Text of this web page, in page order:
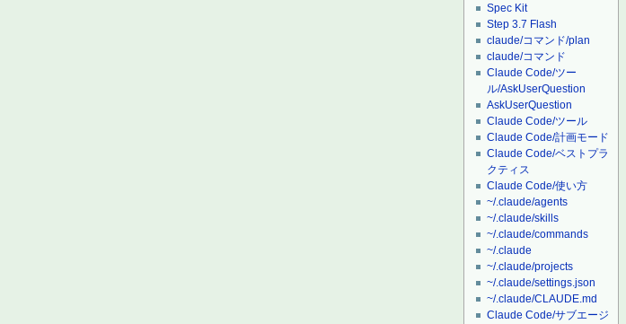
Spec Kit
Step 3.7 Flash
claude/コマンド/plan
claude/コマンド
Claude Code/ツー
ル/AskUserQuestion
AskUserQuestion
Claude Code/ツール
Claude Code/計画モード
Claude Code/ベストプラ
クティス
Claude Code/使い方
~/.claude/agents
~/.claude/skills
~/.claude/commands
~/.claude
~/.claude/projects
~/.claude/settings.json
~/.claude/CLAUDE.md
Claude Code/サブエージ